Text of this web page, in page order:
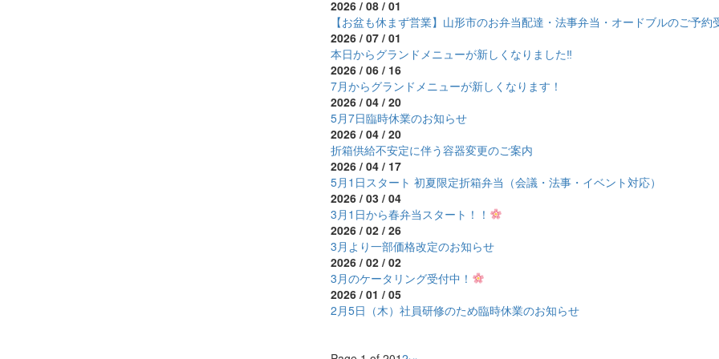
2026 / 08 / 01
【お盆も休まず営業】山形市のお弁当配達・法事弁当・オードブルのご予約
2026 / 07 / 01
本日からグランドメニューが新しくなりました‼
2026 / 06 / 16
7月からグランドメニューが新しくなります！
2026 / 04 / 20
5月7日臨時休業のお知らせ
2026 / 04 / 20
折箱供給不安定に伴う容器変更のご案内
2026 / 04 / 17
5月1日スタート 初夏限定折箱弁当（会議・法事・イベント対応）
2026 / 03 / 04
3月1日から春弁当スタート！！
2026 / 02 / 26
3月より一部価格改定のお知らせ
2026 / 02 / 02
3月のケータリング受付中！
2026 / 01 / 05
2月5日（木）社員研修のため臨時休業のお知らせ